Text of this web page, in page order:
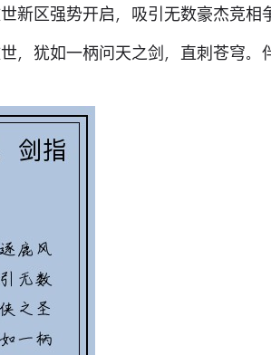
新区强势开启，吸引无数豪杰竞相
，犹如一柄问天之剑，直刺苍穹。